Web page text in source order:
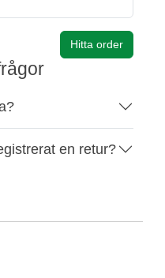
Hitta order
en retur?